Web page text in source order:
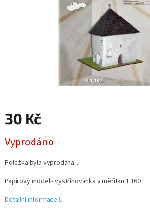
30 Kč
cena:
Vyprodáno
Položka byla vyprodána…
Papírový model - vystřihovánka v měřítku 1:160
Detailní informace